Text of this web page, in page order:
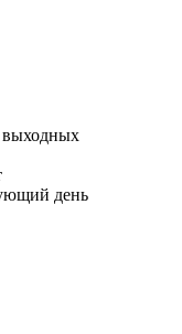
выходных
день